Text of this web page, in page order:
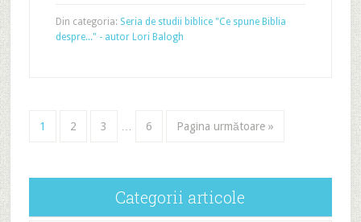
Din categoria: Seria de studii biblice "Ce spune Biblia
despre..." - autor Lori Balogh
1 2 3 6 Pagina următoare »
Categorii articole